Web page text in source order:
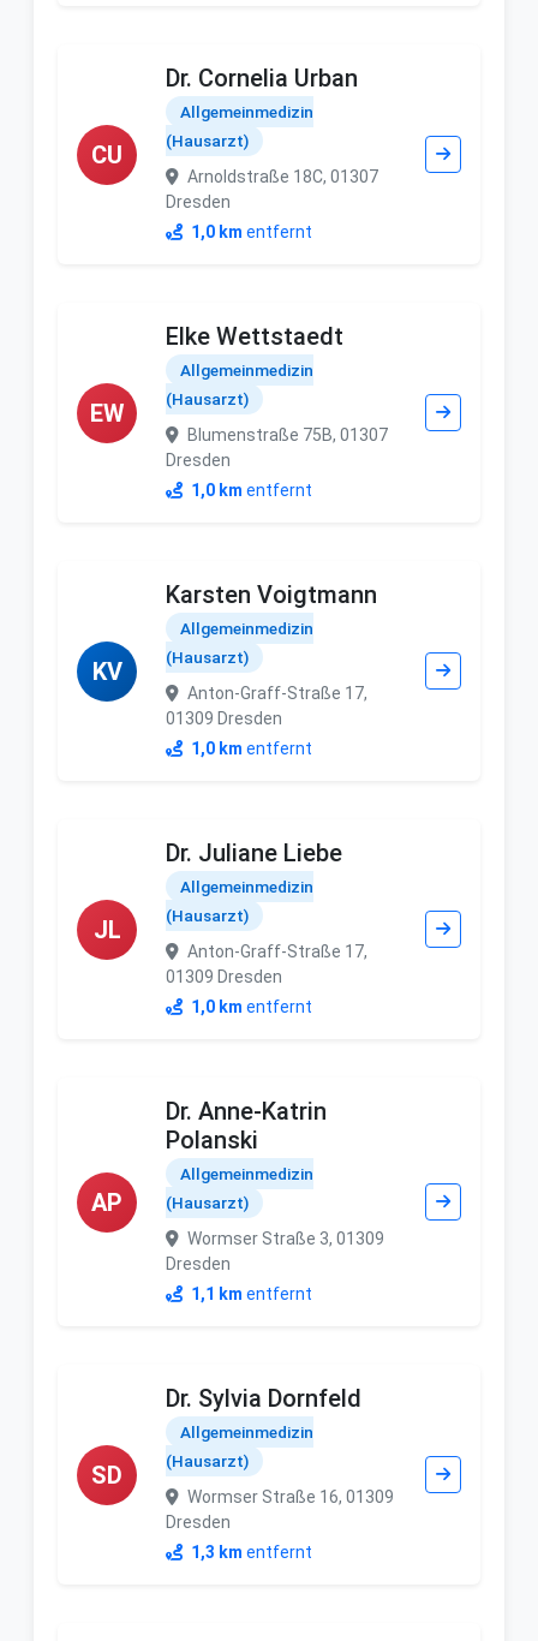
CU
Dr. Cornelia Urban
Allgemeinmedizin
(Hausarzt)
Arnoldstraße 18C, 01307
Dresden
1,0 km entfernt
EW
Elke Wettstaedt
Allgemeinmedizin
(Hausarzt)
Blumenstraße 75B, 01307
Dresden
1,0 km entfernt
KV
Karsten Voigtmann
Allgemeinmedizin
(Hausarzt)
Anton-Graff-Straße 17,
01309 Dresden
1,0 km entfernt
JL
Dr. Juliane Liebe
Allgemeinmedizin
(Hausarzt)
Anton-Graff-Straße 17,
01309 Dresden
1,0 km entfernt
AP
Dr. Anne-Katrin
Polanski
Allgemeinmedizin
(Hausarzt)
Wormser Straße 3, 01309
Dresden
1,1 km entfernt
SD
Dr. Sylvia Dornfeld
Allgemeinmedizin
(Hausarzt)
Wormser Straße 16, 01309
Dresden
1,3 km entfernt